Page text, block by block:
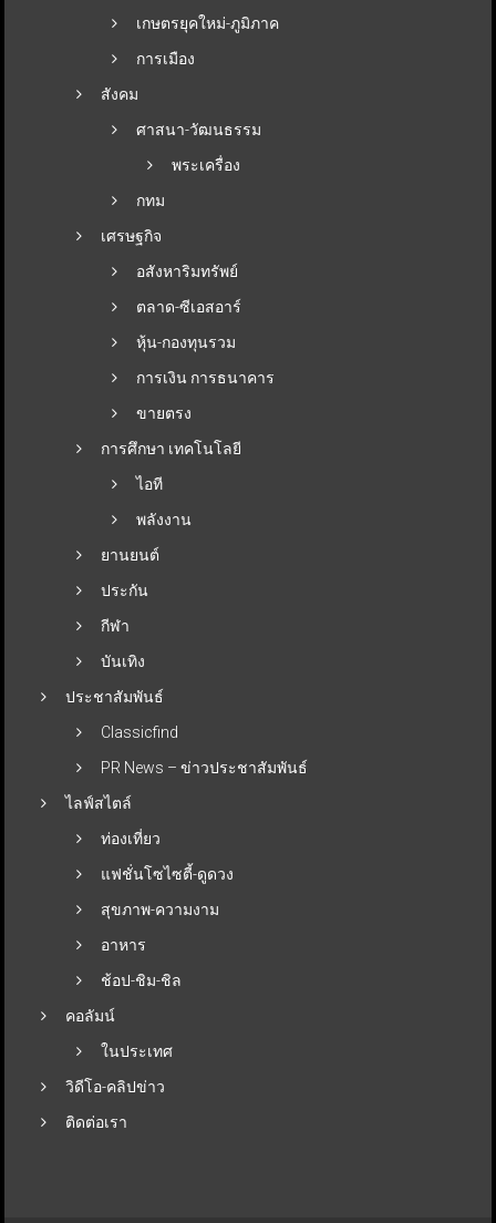
เกษตรยุคใหม่-ภูมิภาค
การเมือง
สังคม
ศาสนา-วัฒนธรรม
พระเครื่อง
กทม
เศรษฐกิจ
อสังหาริมทรัพย์
ตลาด-ซีเอสอาร์
หุ้น-กองทุนรวม
การเงิน การธนาคาร
ขายตรง
การศึกษา เทคโนโลยี
ไอที
พลังงาน
ยานยนต์
ประกัน
กีฬา
บันเทิง
ประชาสัมพันธ์
Classicfind
PR News – ข่าวประชาสัมพันธ์
ไลฟ์สไตล์
ท่องเที่ยว
แฟชั่นโซไซตี้-ดูดวง
สุขภาพ-ความงาม
อาหาร
ช้อป-ชิม-ชิล
คอลัมน์
ในประเทศ
วิดีโอ-คลิปข่าว
ติดต่อเรา